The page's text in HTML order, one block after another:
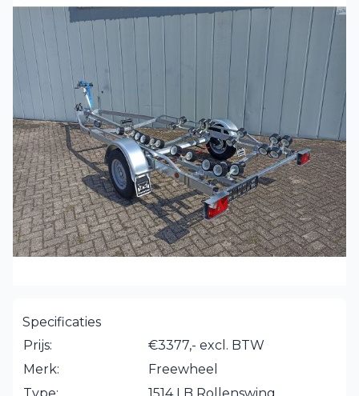
Specificaties
Prijs:
€3377,- excl. BTW
Merk:
Freewheel